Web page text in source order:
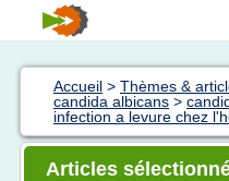
Accueil > Thèmes &
candida albicans >
infection a levure chez
Articles